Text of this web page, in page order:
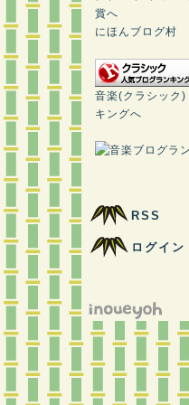
にほんブログ村
音楽(クラシック)
キングへ
RSS
ログイン